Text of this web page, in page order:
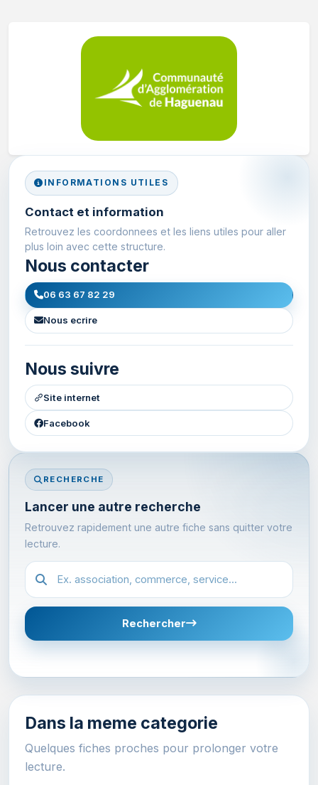
INFORMATIONS UTILES
Contact et information
Retrouvez les coordonnees et les liens utiles pour aller
plus loin avec cette structure.
Nous contacter
06 63 67 82 29
Nous ecrire
Nous suivre
Site internet
Facebook
RECHERCHE
Lancer une autre recherche
Retrouvez rapidement une autre fiche sans quitter votre
lecture.
Recherche dans l'annuaire
Rechercher
Dans la meme categorie
Quelques fiches proches pour prolonger votre
lecture.